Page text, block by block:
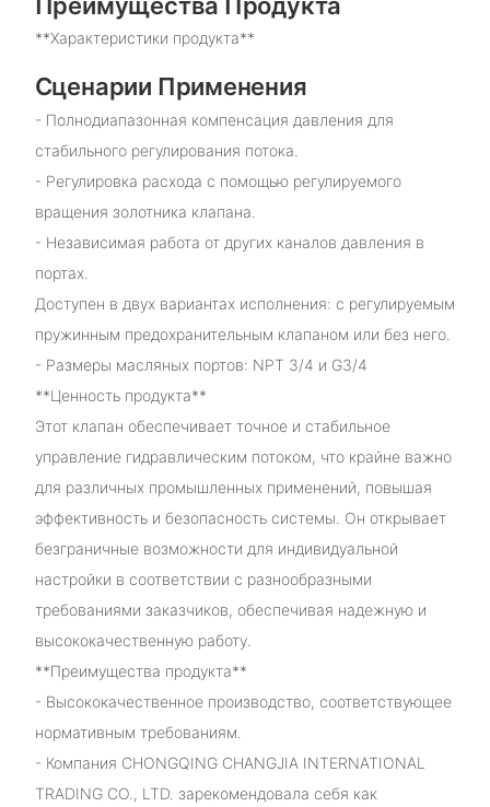
**Характеристики продукта**
Сценарии Применения
- Полнодиапазонная компенсация давления для
стабильного регулирования потока.
- Регулировка расхода с помощью регулируемого
вращения золотника клапана.
- Независимая работа от других каналов давления в
портах.
Доступен в двух вариантах исполнения: с регулируемым
пружинным предохранительным клапаном или без него.
- Размеры масляных портов: NPT 3/4 и G3/4
**Ценность продукта**
Этот клапан обеспечивает точное и стабильное
управление гидравлическим потоком, что крайне важно
для различных промышленных применений, повышая
эффективность и безопасность системы. Он открывает
безграничные возможности для индивидуальной
настройки в соответствии с разнообразными
требованиями заказчиков, обеспечивая надежную и
высококачественную работу.
**Преимущества продукта**
- Высококачественное производство, соответствующее
нормативным требованиям.
- Компания CHONGQING CHANGJIA INTERNATIONAL
TRADING CO., LTD. зарекомендовала себя как